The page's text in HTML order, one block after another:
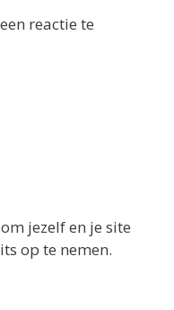
reactie te
jezelf en je site
op te nemen.